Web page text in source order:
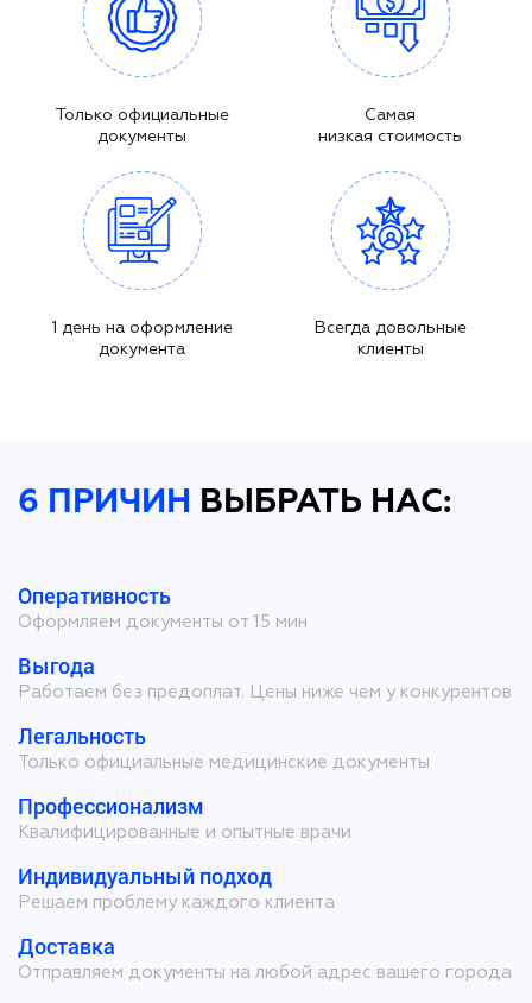
Только официальные
документы
Самая
низкая стоимость
1 день на оформление
документа
Всегда довольные
клиенты
6 ПРИЧИН ВЫБРАТЬ НАС:
Оперативность
Оформляем документы от 15 мин
Выгода
Работаем без предоплат. Цены ниже чем у конкурентов
Легальность
Только официальные медицинские документы
Профессионализм
Квалифицированные и опытные врачи
Индивидуальный подход
Решаем проблему каждого клиента
Доставка
Отправляем документы на любой адрес вашего города